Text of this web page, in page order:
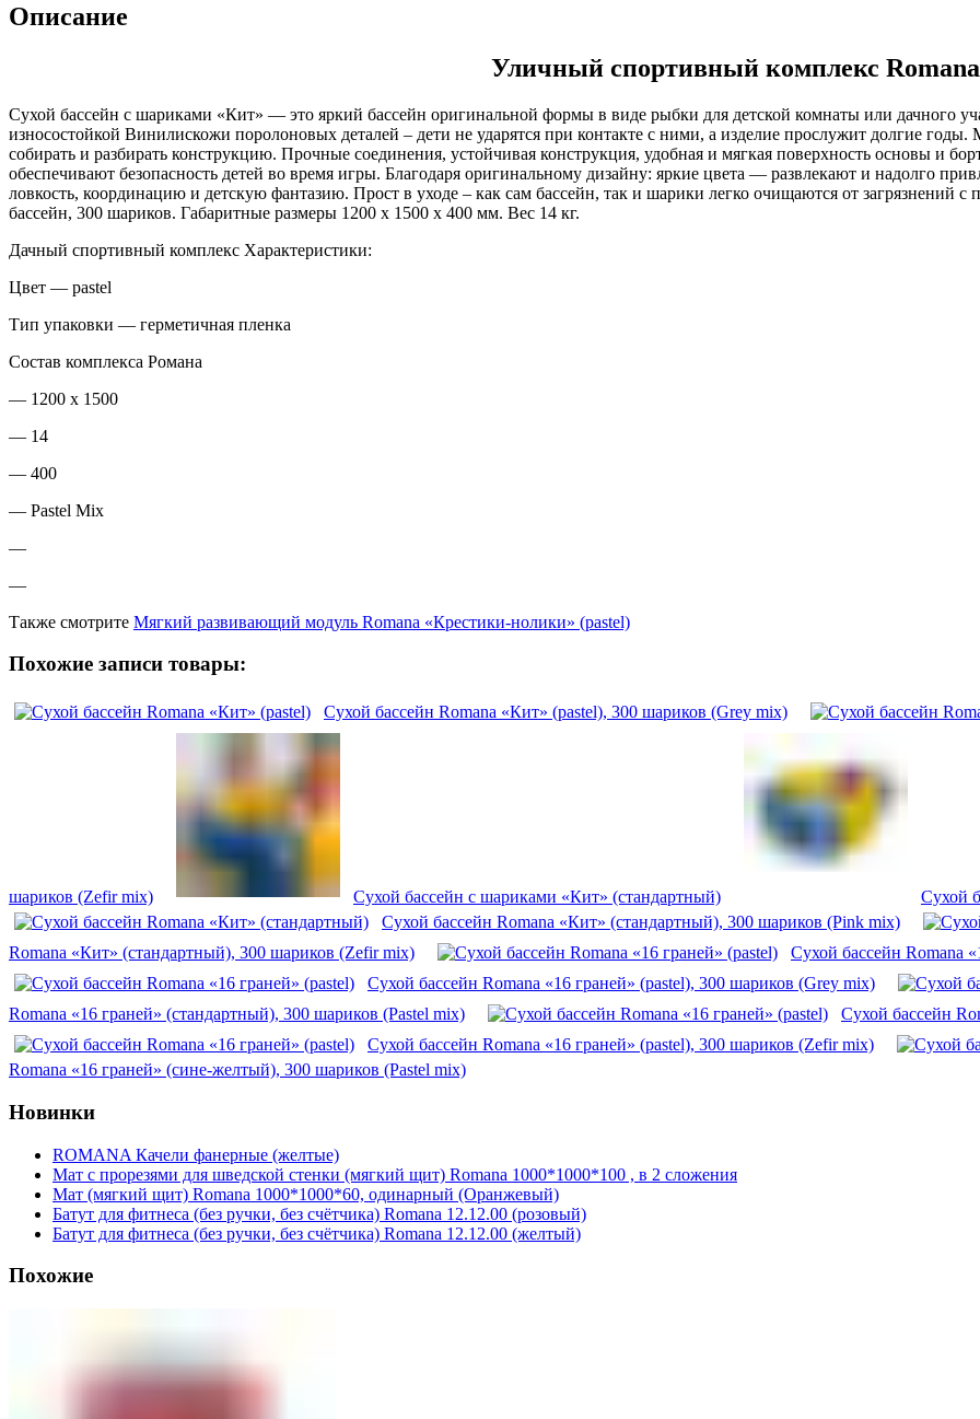
Описание
Уличный спортивный комплекс Romana
Сухой бассейн с шариками «Кит» — это яркий бассейн оригинальной формы в виде рыбки для детской комнаты или дачного
износостойкой Винилискожи поролоновых деталей – дети не ударятся при контакте с ними, а изделие прослужит долгие
собирать и разбирать конструкцию. Прочные соединения, устойчивая конструкция, удобная и мягкая поверхность основы и
обеспечивают безопасность детей во время игры. Благодаря оригинальному дизайну: яркие цвета — развлекают и надолго
ловкость, координацию и детскую фантазию. Прост в уходе – как сам бассейн, так и шарики легко очищаются от
бассейн, 300 шариков. Габаритные размеры 1200 х 1500 x 400 мм. Вес 14 кг.
Дачный спортивный комплекс Характеристики:
Цвет — pastel
Тип упаковки — герметичная пленка
Состав комплекса Романа
— 1200 x 1500
— 14
— 400
— Pastel Mix
—
—
Также смотрите Мягкий развивающий модуль Romana «Крестики-нолики» (pastel)
Похожие записи товары:
Сухой бассейн Romana «Кит» (pastel), 300 шариков (Grey mix)
шариков (Zefir mix) Сухой бассейн с шариками «Кит» (стандартный)
Сухой
Сухой бассейн Romana «Кит» (стандартный), 300 шариков (Pink mix)
Romana «Кит» (стандартный), 300 шариков (Zefir mix)
Сухой бассейн Romana
Сухой бассейн Romana «16 граней» (pastel), 300 шариков (Grey mix)
Romana «16 граней» (стандартный), 300 шариков (Pastel mix)
Сухой бассейн
Сухой бассейн Romana «16 граней» (pastel), 300 шариков (Zefir mix)
Romana «16 граней» (сине-желтый), 300 шариков (Pastel mix)
Новинки
ROMANA Качели фанерные (желтые)
Мат с прорезями для шведской стенки (мягкий щит) Romana 1000*1000*100 , в 2 сложения
Мат (мягкий щит) Romana 1000*1000*60, одинарный (Оранжевый)
Батут для фитнеса (без ручки, без счётчика) Romana 12.12.00 (розовый)
Батут для фитнеса (без ручки, без счётчика) Romana 12.12.00 (желтый)
Похожие